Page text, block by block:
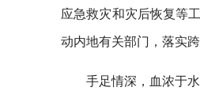
应急救灾和灾后恢复等
动内地有关部门，落实
手足情深，血浓于水